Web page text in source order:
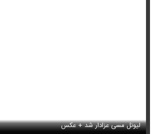
لیونل مسی عزادار شد + عکس